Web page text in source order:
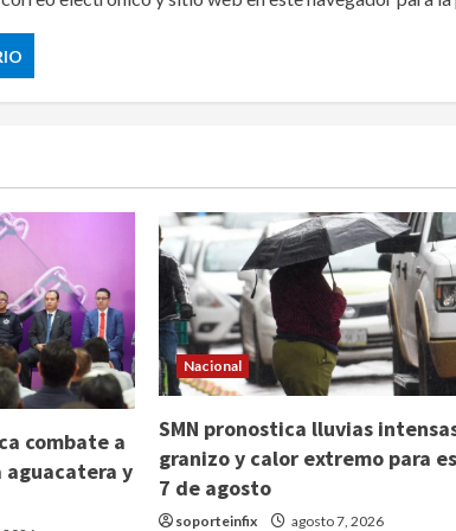
combate a
aguacatera y
Nacional
SMN pronostica lluvias
granizo y calor extremo para
7 de agosto
soporteinfix agosto 7, 2026